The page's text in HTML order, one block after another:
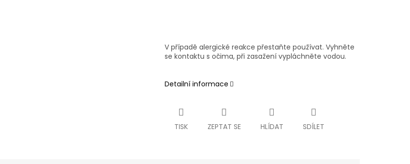
V případě alergické reakce přestaňte používat. Vyhněte
se kontaktu s očima, při zasažení vypláchněte vodou.
Detailní informace
TISK ZEPTAT SE HLÍDAT SDÍLET